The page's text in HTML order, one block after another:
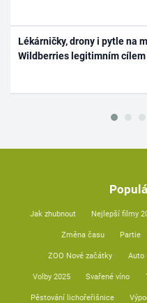
Lékárničky, drony i pytle na
Wildberries legitimním cílem
Jak zhubnout Nejlepší filmy
Změna času Partie
ZOO Nové začátky Auto
Volby 2025 Svařené víno
Pěstování lichořeřišnice